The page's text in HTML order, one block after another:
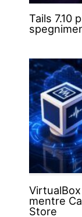
Tails 7.10
VirtualBox
mentre
Store